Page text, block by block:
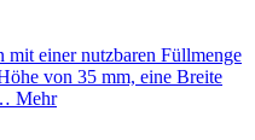
mit einer nutzbaren Füllmenge
von 35 mm, eine Breite
Mehr